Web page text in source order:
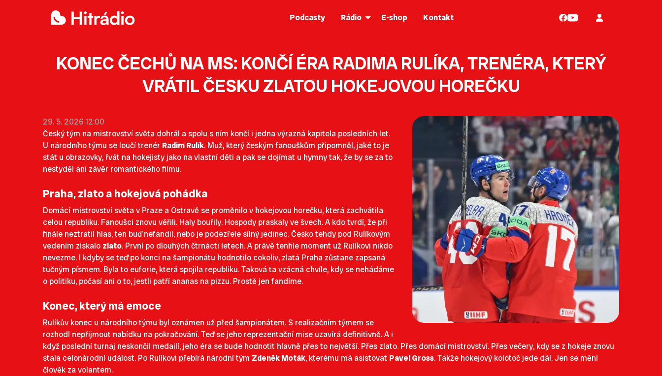
Podcasty Rádio E-shop Kontakt
KONEC ČECHŮ NA MS: KONČÍ ÉRA RADIMA RULÍKA, TRENÉRA, KTERÝ
VRÁTIL ČESKU ZLATOU HOKEJOVOU HOREČKU
29. 5. 2026 12:00
Český tým na mistrovství světa dohrál a spolu s ním končí i jedna výrazná kapitola posledních let.
U národního týmu se loučí trenér Radim Rulík. Muž, který českým fanouškům připomněl, jaké to je
stát u obrazovky, řvát na hokejisty jako na vlastní děti a pak se dojímat u hymny tak, že by se za to
nestyděl ani závěr romantického filmu.
Praha, zlato a hokejová pohádka
Domácí mistrovství světa v Praze a Ostravě se proměnilo v hokejovou horečku, která zachvátila
celou republiku. Fanoušci znovu věřili. Haly bouřily. Hospody praskaly ve švech. A kdo tvrdí, že při
finále neztratil hlas, ten buď nefandil, nebo je podezřele silný jedinec. Česko tehdy pod Rulíkovým
vedením získalo zlato. První po dlouhých čtrnácti letech. A právě tenhle moment už Rulíkovi nikdo
nevezme. I kdyby se teď po konci na šampionátu hodnotilo cokoliv, zlatá Praha zůstane zapsaná
tučným písmem. Byla to euforie, která spojila republiku. Taková ta vzácná chvíle, kdy se nehádáme
o politiku, počasí ani o to, jestli patří ananas na pizzu. Prostě jen fandíme.
Konec, který má emoce
Rulíkův konec u národního týmu byl oznámen už před šampionátem. S realizačním týmem se
rozhodl nepřijmout nabídku na pokračování. Teď se jeho reprezentační mise uzavírá definitivně. A i
když poslední turnaj neskončil medailí, jeho éra se bude hodnotit hlavně přes to největší. Přes zlato. Přes domácí mistrovství. Přes večery, kdy se z hokeje znovu
stala celonárodní událost. Po Rulíkovi přebírá národní tým Zdeněk Moták, kterému má asistovat Pavel Gross. Takže hokejový kolotoč jede dál. Jen se mění
člověk za volantem.